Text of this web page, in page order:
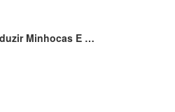
Minhocas E …